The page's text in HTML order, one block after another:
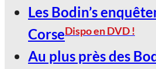
Les Bodin’s
CorseDispo en DVD !
Au plus près des